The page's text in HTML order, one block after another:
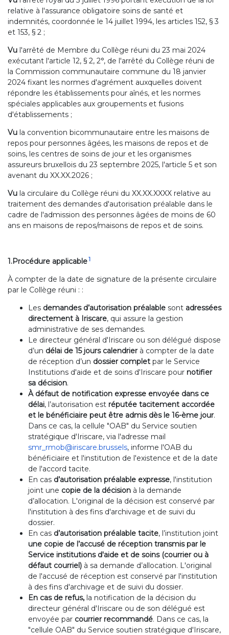
relative à l'assurance obligatoire soins de santé et
indemnités, coordonnée le 14 juillet 1994, les articles 152, § 3
et 153, § 2 ;
Vu l'arrêté de Membre du Collège réuni du 23 mai 2024
exécutant l'article 12, § 2, 2°, de l'arrêté du Collège réuni de
la Commission communautaire commune du 18 janvier
2024 fixant les normes d'agrément auxquelles doivent
répondre les établissements pour aînés, et les normes
spéciales applicables aux groupements et fusions
d'établissements ;
Vu la convention bicommunautaire entre les maisons de
repos pour personnes âgées, les maisons de repos et de
soins, les centres de soins de jour et les organismes
assureurs bruxellois du 23 septembre 2025, l'article 5 et son
avenant du XX.XX.2026 ;
Vu la circulaire du Collège réuni du XX.XX.XXXX relative au
traitement des demandes d'autorisation préalable dans le
cadre de l'admission des personnes âgées de moins de 60
ans en maisons de repos/maisons de repos et de soins.
1.Procédure applicable1
À compter de la date de signature de la présente circulaire
par le Collège réuni : :
Les demandes d’autorisation préalable sont adressées
directement à Iriscare, qui assure la gestion
administrative de ses demandes.
Le directeur général d'Iriscare ou son délégué dispose
d’un délai de 15 jours calendrierà compter de la date
de réception d’un dossier complet par le Service
Institutions d'aide et de soins d'Iriscare pour notifier
sa décision.
À défaut de notification expresse envoyée dans ce
délai, l’autorisation est réputée tacitement accordée
et le bénéficiaire peut être admis dès le 16-ème jour.
Dans ce cas, la cellule "OAB" du Service soutien
stratégique d'Iriscare, via l'adresse mail
smr_rmob@iriscare.brussels, informe l'OAB du
bénéficiaire et l'institution de l'existence et de la date
de l'accord tacite.
En cas d’autorisation préalable expresse, l'institution
joint une copie de la décision à la demande
d’allocation. L'original de la décision est conservé par
l'institution à des fins d'archivage et de suivi du
dossier.
En cas d’autorisation préalable tacite, l’institution joint
une copie de l’accusé de réception transmis par le
Service institutions d'aide et de soins (courrier ou à
défaut courriel) à sa demande d’allocation. L'original
de l'accusé de réception est conservé par l'institution
à des fins d'archivage et de suivi du dossier.
En cas de refus, la notification de la décision du
directeur général d'Iriscare ou de son délégué est
envoyée par courrier recommandé. Dans ce cas, la
"cellule OAB" du Service soutien stratégique d'Iriscare,